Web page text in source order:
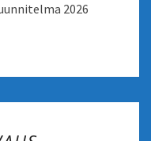
2026